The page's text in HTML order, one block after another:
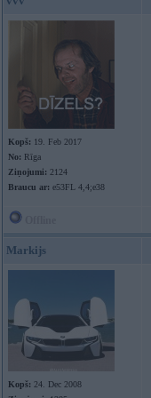
Kopš: 19. Feb 2017
No: Rīga
Ziņojumi: 2124
Braucu ar: e53FL 4,4;e38
Markijs
Kopš: 24. Dec 2008